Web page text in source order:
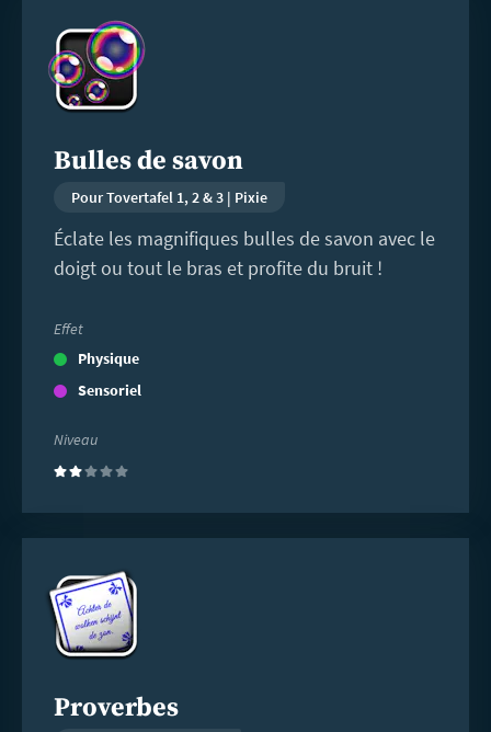
Bulles de savon
Pour Tovertafel 1, 2 & 3 | Pixie
Éclate les magnifiques bulles de savon avec le
doigt ou tout le bras et profite du bruit !
Effet
Physique
Sensoriel
Niveau
(2)
savoir
plus
Proverbes
savoir
plus